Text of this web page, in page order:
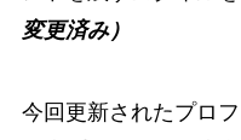
変更済み）
今回更新されたプロ